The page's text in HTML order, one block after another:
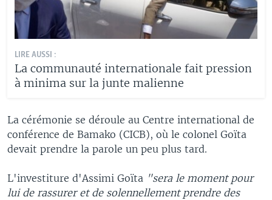
LIRE AUSSI :
La communauté internationale fait pression
à minima sur la junte malienne
La cérémonie se déroule au Centre international de
conférence de Bamako (CICB), où le colonel Goïta
devait prendre la parole un peu plus tard.
L'investiture d'Assimi Goïta "sera le moment pour
lui de rassurer et de solennellement prendre des